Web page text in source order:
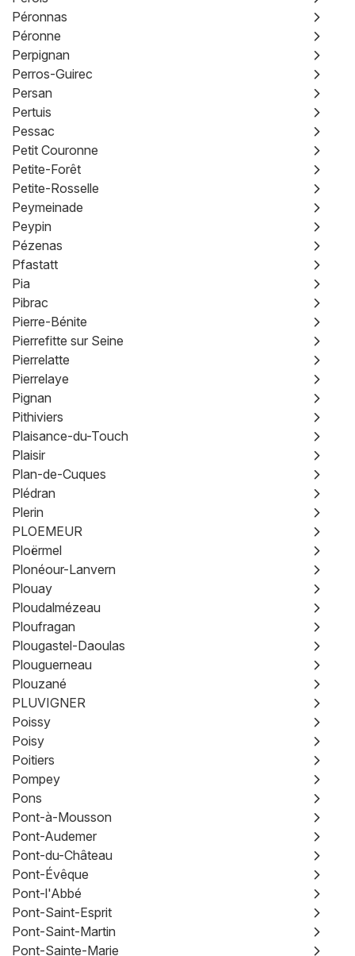
Péronnas
Péronne
Perpignan
Perros-Guirec
Persan
Pertuis
Pessac
Petit Couronne
Petite-Forêt
Petite-Rosselle
Peymeinade
Peypin
Pézenas
Pfastatt
Pia
Pibrac
Pierre-Bénite
Pierrefitte sur Seine
Pierrelatte
Pierrelaye
Pignan
Pithiviers
Plaisance-du-Touch
Plaisir
Plan-de-Cuques
Plédran
Plerin
PLOEMEUR
Ploërmel
Plonéour-Lanvern
Plouay
Ploudalmézeau
Ploufragan
Plougastel-Daoulas
Plouguerneau
Plouzané
PLUVIGNER
Poissy
Poisy
Poitiers
Pompey
Pons
Pont-à-Mousson
Pont-Audemer
Pont-du-Château
Pont-Évêque
Pont-l'Abbé
Pont-Saint-Esprit
Pont-Saint-Martin
Pont-Sainte-Marie